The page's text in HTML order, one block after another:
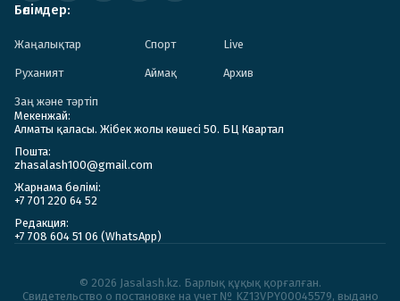
Бөлімдер:
Жаңалықтар Спорт Live
Руханият Аймақ Архив
Заң және тәртіп
Мекенжай:
Алматы қаласы. Жібек жолы көшесі 50. БЦ Квартал
Пошта:
zhasalash100@gmail.com
Жарнама бөлімі:
+7 701 220 64 52
Редакция:
+7 708 604 51 06 (WhatsApp)
© 2026 Jasalash.kz. Барлық құқық қорғалған.
Cвидетельство о постановке на учет № KZ13VPY00045579, выдано